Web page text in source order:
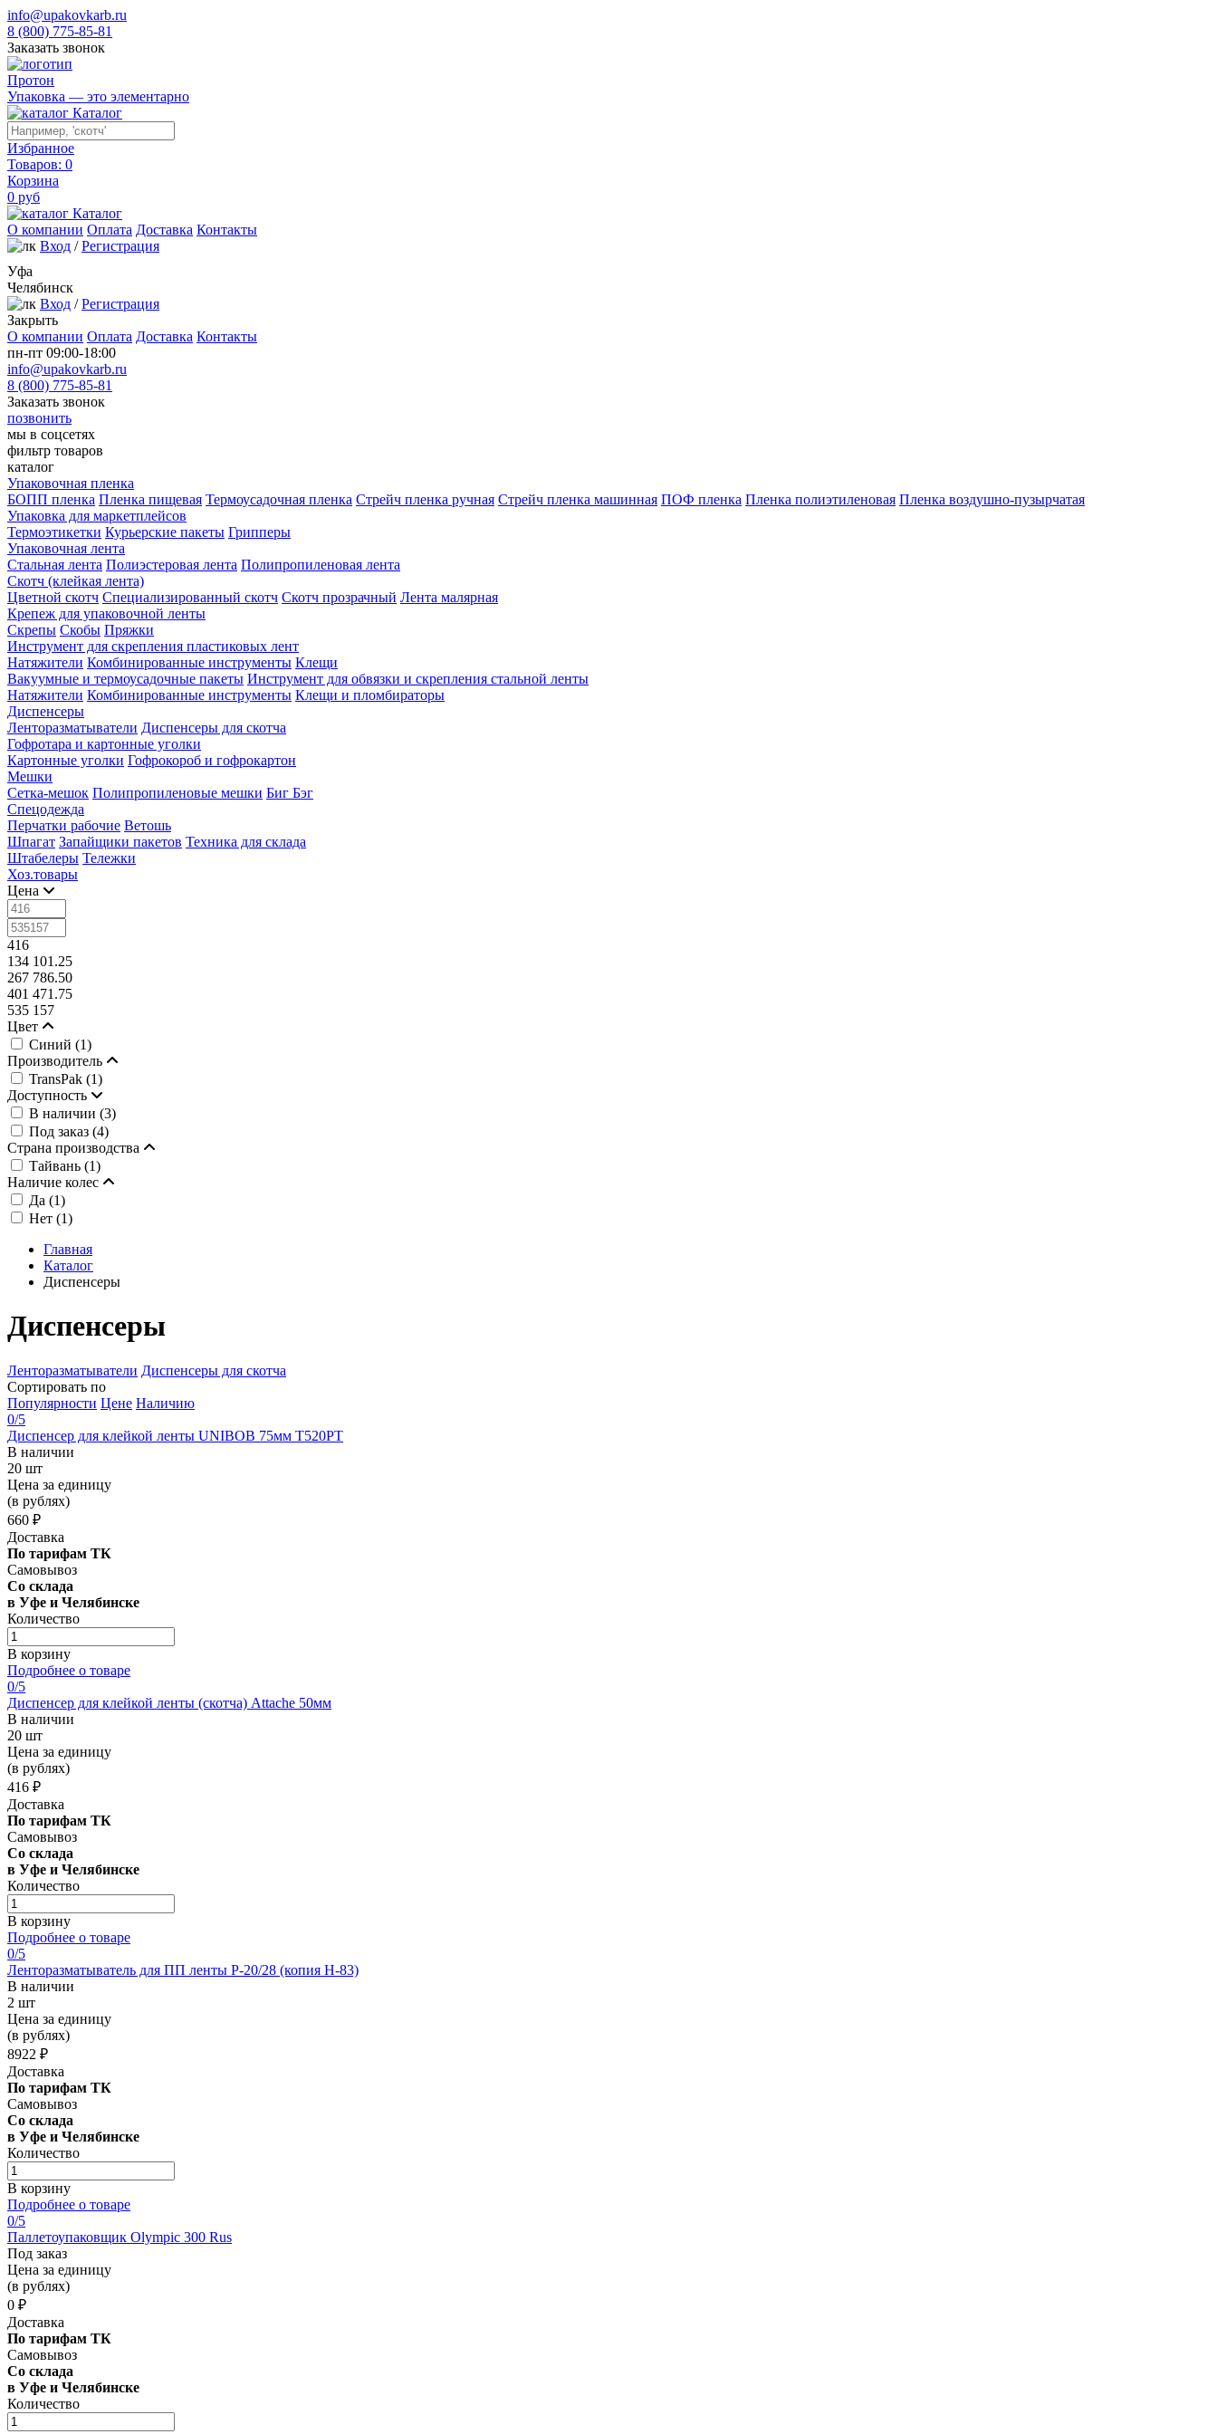
info@upakovkarb.ru
8 (800) 775-85-81
Заказать звонок
Протон
Упаковка — это элементарно
Каталог
Избранное
Товаров: 0
Корзина
0 руб
Каталог
О компании Оплата Доставка Контакты
Вход / Регистрация
Уфа
Челябинск
Вход / Регистрация
Закрыть
О компании Оплата Доставка Контакты
пн-пт 09:00-18:00
info@upakovkarb.ru
8 (800) 775-85-81
Заказать звонок
позвонить
мы в соцсетях
фильтр товаров
каталог
Упаковочная пленка
БОПП пленка Пленка пищевая Термоусадочная пленка Стрейч пленка ручная Стрейч пленка машинная ПОФ пленка Пленка полиэтиленовая Пленка воздушно-пузырчатая
Упаковка для маркетплейсов
Термоэтикетки Курьерские пакеты Грипперы
Упаковочная лента
Стальная лента Полиэстеровая лента Полипропиленовая лента
Скотч (клейкая лента)
Цветной скотч Специализированный скотч Скотч прозрачный Лента малярная
Крепеж для упаковочной ленты
Скрепы Скобы Пряжки
Инструмент для скрепления пластиковых лент
Натяжители Комбинированные инструменты Клещи
Вакуумные и термоусадочные пакеты Инструмент для обвязки и скрепления стальной ленты
Натяжители Комбинированные инструменты Клещи и пломбираторы
Диспенсеры
Ленторазматыватели Диспенсеры для скотча
Гофротара и картонные уголки
Картонные уголки Гофрокороб и гофрокартон
Мешки
Сетка-мешок Полипропиленовые мешки Биг Бэг
Спецодежда
Перчатки рабочие Ветошь
Шпагат Запайщики пакетов Техника для склада
Штабелеры Тележки
Хоз.товары
Цена
416
134 101.25
267 786.50
401 471.75
535 157
Цвет
Синий (1)
Производитель
TransPak (1)
Доступность
В наличии (3)
Под заказ (4)
Страна производства
Тайвань (1)
Наличие колес
Да (1)
Нет (1)
Главная
Каталог
Диспенсеры
Диспенсеры
Ленторазматыватели Диспенсеры для скотча
Сортировать по
Популярности Цене Наличию
0/5
Диспенсер для клейкой ленты UNIBOB 75мм Т520РТ
В наличии
20 шт
Цена за единицу
(в рублях)
660 ₽
Доставка
По тарифам ТК
Самовывоз
Со склада
в Уфе и Челябинске
Количество
В корзину
Подробнее о товаре
0/5
Диспенсер для клейкой ленты (скотча) Attache 50мм
В наличии
20 шт
Цена за единицу
(в рублях)
416 ₽
Доставка
По тарифам ТК
Самовывоз
Со склада
в Уфе и Челябинске
Количество
В корзину
Подробнее о товаре
0/5
Ленторазматыватель для ПП ленты Р-20/28 (копия Н-83)
В наличии
2 шт
Цена за единицу
(в рублях)
8922 ₽
Доставка
По тарифам ТК
Самовывоз
Со склада
в Уфе и Челябинске
Количество
В корзину
Подробнее о товаре
0/5
Паллетоупаковщик Olympic 300 Rus
Под заказ
Цена за единицу
(в рублях)
0 ₽
Доставка
По тарифам ТК
Самовывоз
Со склада
в Уфе и Челябинске
Количество